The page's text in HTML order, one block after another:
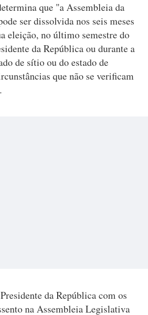
que "a Assembleia da
ser dissolvida nos seis meses
eleição, no último semestre do
da República ou durante a
de sítio ou do estado de
que não se verificam
da República com os
na Assembleia Legislativa